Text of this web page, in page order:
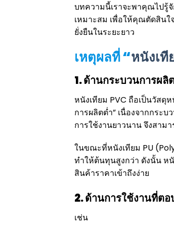
บทความนี้เราจะพาคุณไปรู้
เหมาะสม เพื่อให้คุณตัดสิน
ยั่งยืนในระยะยาว
เหตุผลที่ “หนังเที
1. ด้านกระบวนการผ
หนังเทียม PVC ถือเป็นวัส
การผลิตต่ำ” เนื่องจากกระ
การใช้งานยาวนาน จึงสาม
ในขณะที่หนังเทียม PU
ทำให้ต้นทุนสูงกว่า ดังนั้น หนั
สินค้าราคาเข้าถึงง่าย
2. ด้านการใช้งานที่ต
เช่น